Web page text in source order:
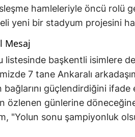
hamleleriyle öncü rolü
yeni bir stadyum projesini
Mesaj
listesinde başkentli isimlere
7 tane Ankaralı
bağlarını güçlendirdiğini
özlenen günlerine
"Yolun sonu şampiyonluk